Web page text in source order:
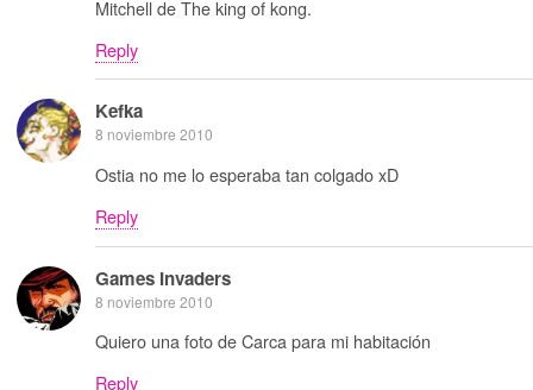
Mitchell de The king of kong.
Reply
Kefka
8 noviembre 2010
Ostia no me lo esperaba tan colgado xD
Reply
Games Invaders
8 noviembre 2010
Quiero una foto de Carca para mi habitación
Reply